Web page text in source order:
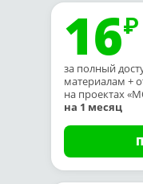
16
за полный
материалам +
на проектах
на 1 месяц